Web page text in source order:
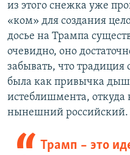
из этого снежка уже
«ком» для создания
досье на Трампа
очевидно, оно
забывать, что традиция
была как привычка
истеблишмента,
нынешний российский.
Трамп – это